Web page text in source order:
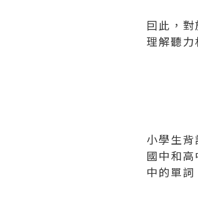
囙此，
理解聽力
小學生
國中和
中的單